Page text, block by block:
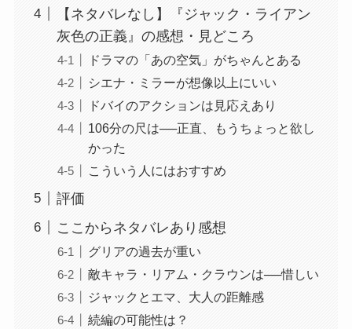
【ネタバレなし】『ジャック・ライアン
灰色の正義』の感想・見どころ
ドラマの「あの空気」がちゃんとある
シエナ・ミラーが想像以上にいい
ドバイのアクションは見応えあり
106分の尺は──正直、もうちょっと欲し
かった
こういう人にはおすすめ
評価
ここからネタバレあり感想
グリアの過去が重い
敵キャラ・リアム・クラウンは──惜しい
ジャックとエマ、大人の距離感
続編の可能性は？